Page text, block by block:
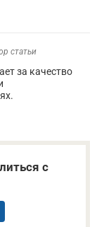
статьи
за качество
с